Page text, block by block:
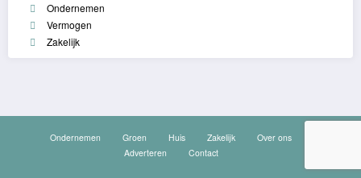
Ondernemen
Vermogen
Zakelijk
Ondernemen Groen Huis Zakelijk
Over ons
Adverteren
Contact